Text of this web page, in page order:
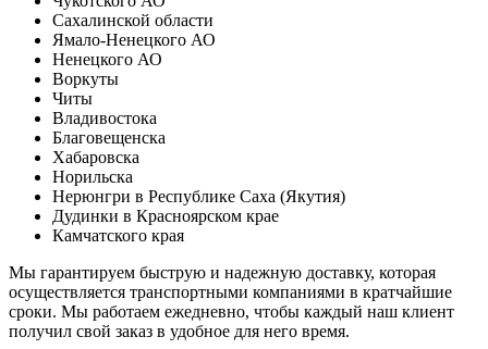
Сахалинской области
Ямало-Ненецкого АО
Ненецкого АО
Воркуты
Читы
Владивостока
Благовещенска
Хабаровска
Норильска
Нерюнгри в Республике Саха (Якутия)
Дудинки в Красноярском крае
Камчатского края
Мы гарантируем быструю и надежную доставку, которая
осуществляется транспортными компаниями в кратчайшие
сроки. Мы работаем ежедневно, чтобы каждый наш клиент
получил свой заказ в удобное для него время.